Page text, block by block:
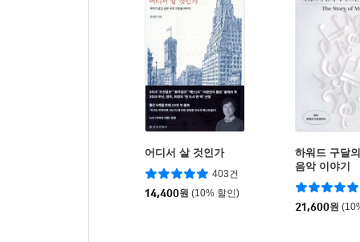
어디서 살 것인가
403건
14,400원 (10% 할인)
하워드 구달
음악 이야기
21,600원